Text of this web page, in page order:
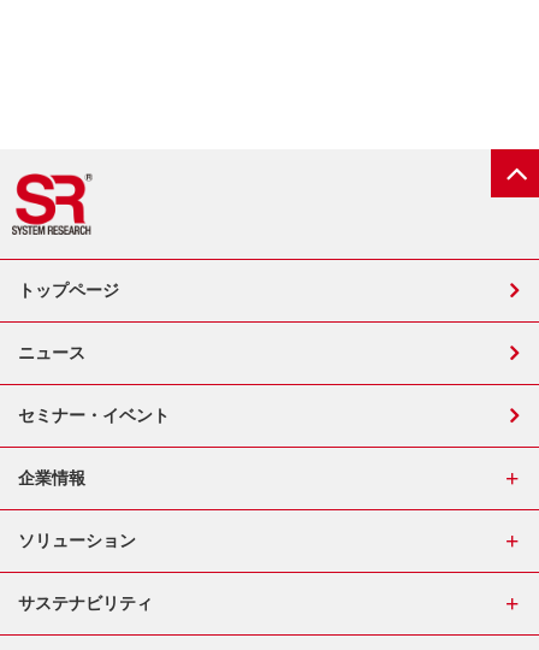
トップページ
ニュース
セミナー・イベント
企業情報
ソリューション
サステナビリティ